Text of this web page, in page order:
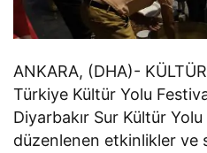
ANKARA, (DHA)-
Türkiye Kültür Yolu
Diyarbakır Sur Kültür Yolu
düzenlenen etkinlikler ve